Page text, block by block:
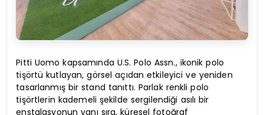
Pitti Uomo kapsamında U.S. Polo Assn., ikonik polo
tişörtü kutlayan, görsel açıdan etkileyici ve yeniden
tasarlanmış bir stand tanıttı. Parlak renkli polo
tişörtlerin kademeli şekilde sergilendiği asılı bir
enstalasyonun yanı sıra, küresel fotoğraf